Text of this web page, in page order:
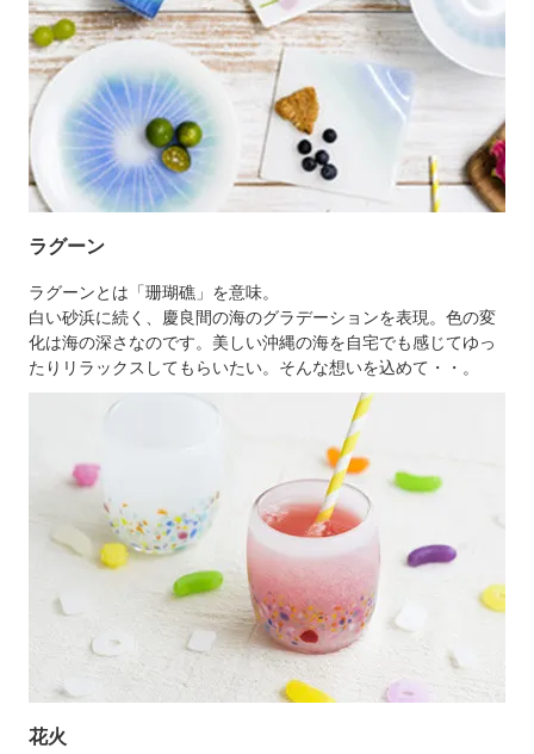
ラグーン
ラグーンとは「珊瑚礁」を意味。
白い砂浜に続く、慶良間の海のグラデーションを表現。色の変
化は海の深さなのです。美しい沖縄の海を自宅でも感じてゆっ
たりリラックスしてもらいたい。そんな想いを込めて・・。
花火